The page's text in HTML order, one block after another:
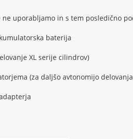
ne uporabljamo in s tem posledično
baterija
XL serije cilindrov)
(za daljšo avtonomijo